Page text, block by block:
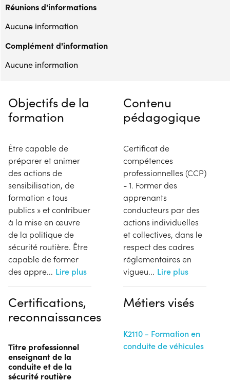
Réunions d'informations
Aucune information
Complément d'information
Aucune information
Objectifs de la
formation
Être capable de
préparer et animer
des actions de
sensibilisation, de
formation « tous
publics » et contribuer
à la mise en œuvre
de la politique de
sécurité routière. Être
capable de former
des appre... Lire plus
Contenu
pédagogique
Certificat de
compétences
professionnelles (CCP)
- 1. Former des
apprenants
conducteurs par des
actions individuelles
et collectives, dans le
respect des cadres
réglementaires en
vigueu... Lire plus
Certifications,
reconnaissances
Titre professionnel
enseignant de la
conduite et de la
sécurité routière
Métiers visés
K2110 - Formation en
conduite de véhicules